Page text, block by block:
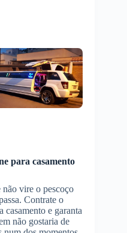
para casamento
não vire o pescoço
Contrate o
casamento e garanta
não gostaria de